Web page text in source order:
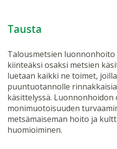
Tausta
Talousmetsien
kiinteäksi osaksi metsien
luetaan kaikki ne toimet,
puuntuotannolle
käsittelyssä. Luonnonhoidon
monimuotoisuuden
metsämaiseman hoito ja
huomioiminen.